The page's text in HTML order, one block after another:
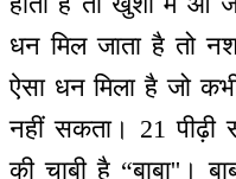
धन मिल जाता है तो
ऐसा धन मिला है जो
नहीं सकता। 21 पीढ़ी
की चाबी है “बाबा''।